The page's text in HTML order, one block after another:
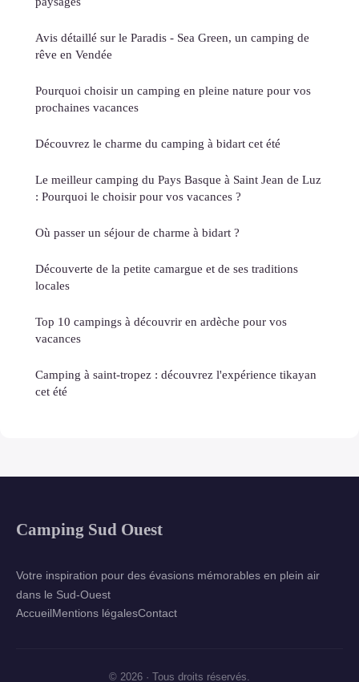
Avis détaillé sur le Paradis - Sea Green, un camping de
rêve en Vendée
Pourquoi choisir un camping en pleine nature pour vos
prochaines vacances
Découvrez le charme du camping à bidart cet été
Le meilleur camping du Pays Basque à Saint Jean de Luz
: Pourquoi le choisir pour vos vacances ?
Où passer un séjour de charme à bidart ?
Découverte de la petite camargue et de ses traditions
locales
Top 10 campings à découvrir en ardèche pour vos
vacances
Camping à saint-tropez : découvrez l'expérience tikayan
cet été
Camping Sud Ouest
Votre inspiration pour des évasions mémorables en plein air
dans le Sud-Ouest
AccueilMentions légalesContact
© 2026 · Tous droits réservés.